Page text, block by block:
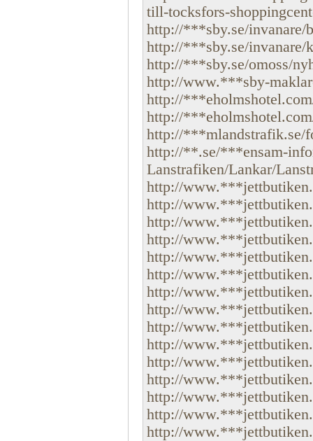
till-tocksfors-
http://***sby.se/invanare/
http://***sby.se/invanare/
http://***sby.se/omoss/
http://www.***sby-
http://
http://
http://***mlandstrafik.se/
http://**.se/***ensam-
Lanstrafiken/Lankar/
http://
http://
http://
http://
http://
http://
http://
http://
http://
http://
http://
http://
http://
http://
http://